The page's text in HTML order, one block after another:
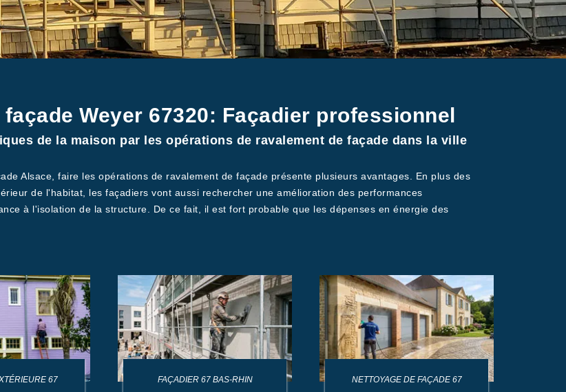
Weyer 67320: Façadier professionnel
de la maison par les opérations de ravalement de façade dans la ville
Alsace, faire les opérations de ravalement de façade présente plusieurs avantages. En plus des
de l'habitat, les façadiers vont aussi rechercher une amélioration des performances
à l'isolation de la structure. De ce fait, il est fort probable que les dépenses en énergie des
67 FAÇADIER 67 BAS-RHIN NETTOYAGE DE FAÇADE 67